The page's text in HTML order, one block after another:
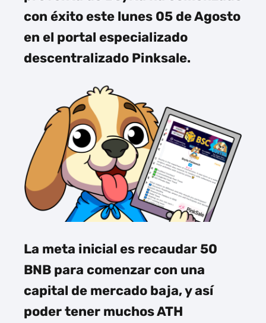
con éxito este lunes 05 de Agosto
en el portal especializado
descentralizado Pinksale.
La meta inicial es recaudar 50
BNB para comenzar con una
capital de mercado baja, y así
poder tener muchos ATH